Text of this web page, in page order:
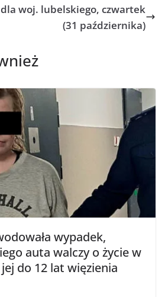
woj. lubelskiego, czwartek
(31 października)
wypadek,
auta walczy o życie w
do 12 lat więzienia